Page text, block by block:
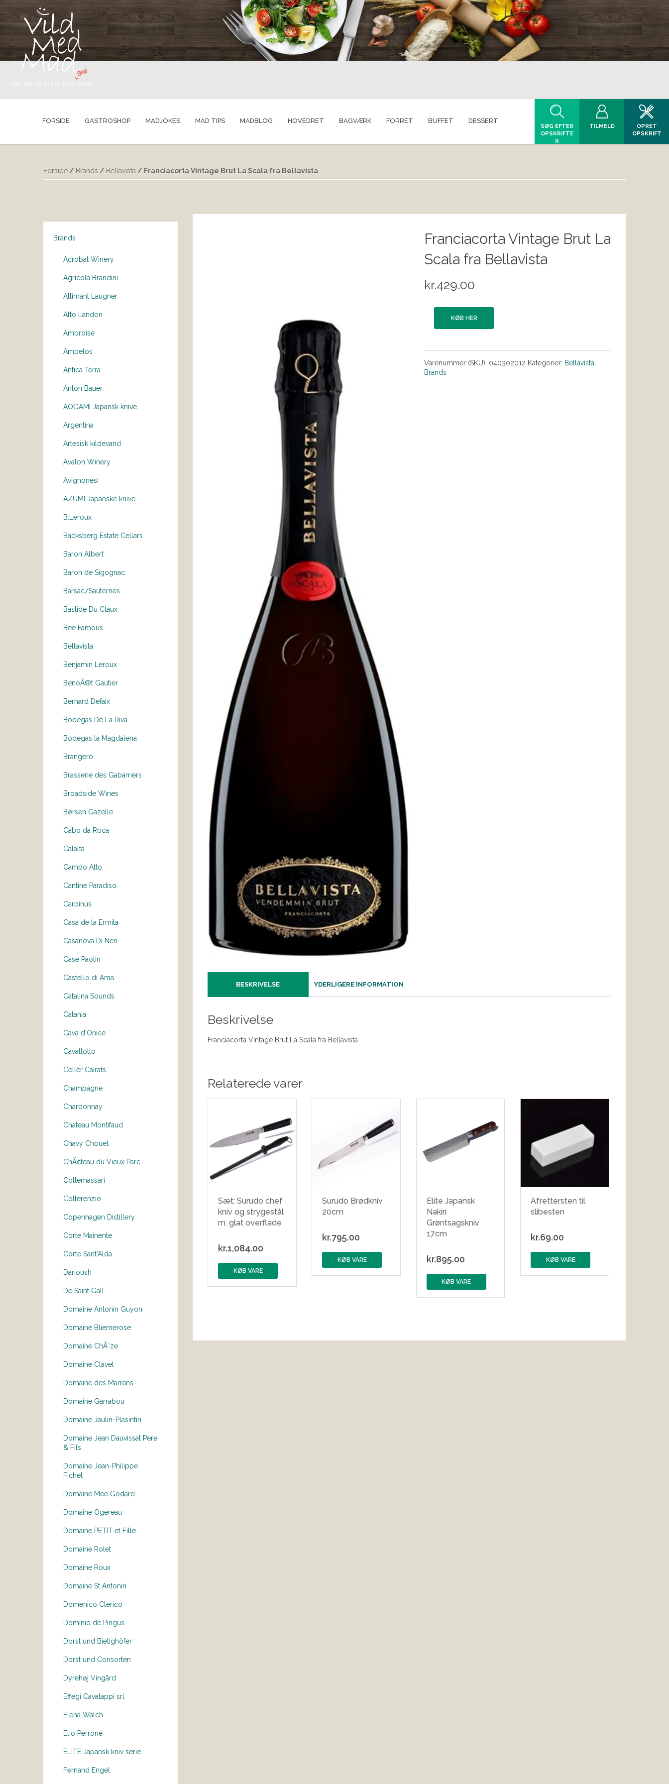
FORSIDE GASTROSHOP MADJOKES MAD TIPS MADBLOG HOVEDRET BAGVÆRK FORRET BUFFET DESSERT
SØG EFTER
OPSKRIFTE
R
TILMELD
OPRET
OPSKRIFT
Forside / Brands / Bellavista / Franciacorta Vintage Brut La Scala fra Bellavista
Brands
Acrobat Winery
Agricola Brandini
Allimant Laugner
Alto Landon
Ambroise
Ampelos
Antica Terra
Anton Bauer
AOGAMI Japansk knive
Argentina
Artesisk kildevand
Avalon Winery
Avignonesi
AZUMI Japanske knive
B.Leroux
Backsberg Estate Cellars
Baron Albert
Baron de Sigognac
Barsac/Sauternes
Bastide Du Claux
Bee Famous
Bellavista
Benjamin Leroux
BenoÃ®t Gautier
Bernard Defaix
Bodegas De La Riva
Bodegas la Magdalena
Brangero
Brasserie des Gabarriers
Broadside Wines
Børsen Gazelle
Cabo da Roca
Calalta
Campo Alto
Cantine Paradiso
Carpinus
Casa de la Ermita
Casanova Di Neri
Case Paolin
Castello di Ama
Catalina Sounds
Catania
Cava d'Onice
Cavallotto
Celler Cairats
Champagne
Chardonnay
Chateau Montifaud
Chavy Chouet
ChÃ¢teau du Vieux Parc
Collemassari
Colterenzio
Copenhagen Distillery
Corte Mainente
Corte Sant'Alda
Darioush
De Saint Gall
Domaine Antonin Guyon
Domaine Bliemerose
Domaine ChÃ¨ze
Domaine Clavel
Domaine des Marrans
Domaine Garrabou
Domaine Jaulin-Plasintin
Domaine Jean Dauvissat Pere
& Fils
Domaine Jean-Philippe
Fichet
Domaine Mee Godard
Domaine Ogereau
Domaine PETIT et Fille
Domaine Rolet
Domaine Roux
Domaine St Antonin
Domenico Clerico
Dominio de Pingus
Dorst und Bietighöfer
Dorst und Consorten
Dyrehøj Vingård
Effegi Cavatappi srl
Elena Walch
Elio Perrone
ELITE Japansk kniv serie
Fernand Engel
Franciacorta Vintage Brut La
Scala fra Bellavista
kr.429.00
KØB HER
Varenummer (SKU): 040302012 Kategorier: Bellavista
Brands
BESKRIVELSE YDERLIGERE INFORMATION
Beskrivelse
Franciacorta Vintage Brut La Scala fra Bellavista
Relaterede varer
Sæt: Surudo chef
kniv og strygestål
m. glat overflade
kr.1,084.00
KØB VARE
Surudo Brødkniv
20cm
kr.795.00
KØB VARE
Elite Japansk
Nakiri
Grøntsagskniv
17cm
kr.895.00
KØB VARE
Afrettersten til
slibesten
kr.69.00
KØB VARE